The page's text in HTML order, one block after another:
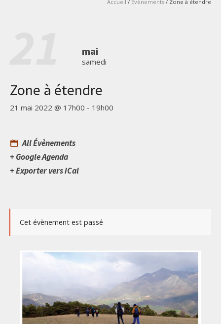
Accueil / Évènements / Zone à étendre
mai
samedi
Zone à étendre
21 mai 2022 @ 17h00 - 19h00
All Évènements
+ Google Agenda
+ Exporter vers iCal
Cet évènement est passé